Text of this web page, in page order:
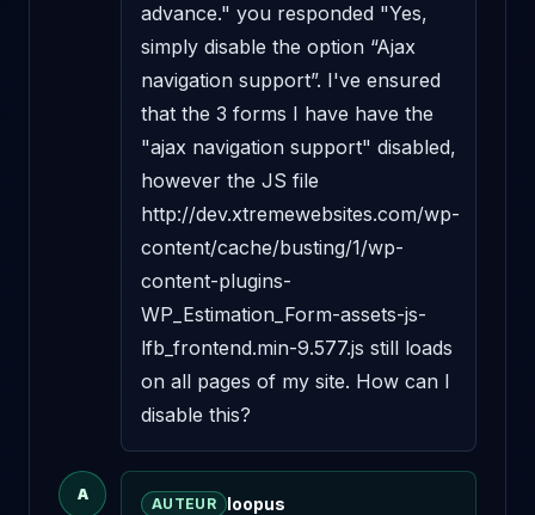
advance." you responded "Yes,
simply disable the option “Ajax
navigation support”. I've ensured
that the 3 forms I have have the
"ajax navigation support" disabled,
however the JS file
http://dev.xtremewebsites.com/wp-
content/cache/busting/1/wp-
content-plugins-
WP_Estimation_Form-assets-js-
lfb_frontend.min-9.577.js still loads
on all pages of my site. How can I
disable this?
A
AUTEUR loopus